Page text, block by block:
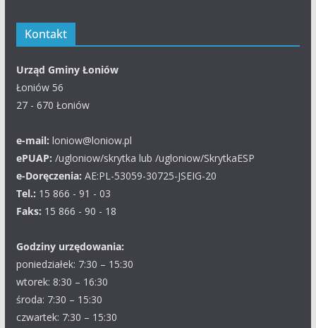
Kontakt
Urząd Gminy Łoniów
Łoniów 56
27 - 670 Łoniów
e-mail: loniow@loniow.pl
ePUAP: /ugloniow/skrytka lub /ugloniow/SkrytkaESP
e-Doręczenia: AE:PL-53059-30725-JSEIG-20
Tel.: 15 866 - 91 - 03
Faks: 15 866 - 90 - 18
Godziny urzędowania:
poniedziałek: 7:30 – 15:30
wtorek: 8:30 – 16:30
środa: 7:30 – 15:30
czwartek: 7:30 – 15:30